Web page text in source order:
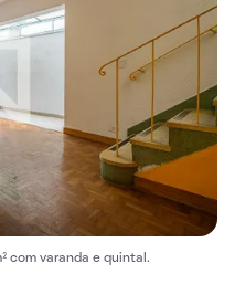
com varanda e quintal.